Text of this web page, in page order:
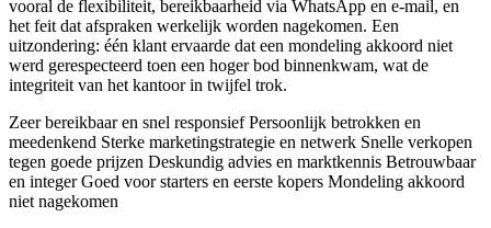
vooral de flexibiliteit, bereikbaarheid via WhatsApp en e-mail, en
het feit dat afspraken werkelijk worden nagekomen. Een
uitzondering: één klant ervaarde dat een mondeling akkoord niet
werd gerespecteerd toen een hoger bod binnenkwam, wat de
integriteit van het kantoor in twijfel trok.
Zeer bereikbaar en snel responsiefPersoonlijk betrokken en
meedenkend Sterke marketingstrategie en netwerk Snelle verkopen
tegen goede prijzen Deskundig advies en marktkennis Betrouwbaar
en integerGoed voor starters en eerste kopers Mondeling akkoord
niet nagekomen